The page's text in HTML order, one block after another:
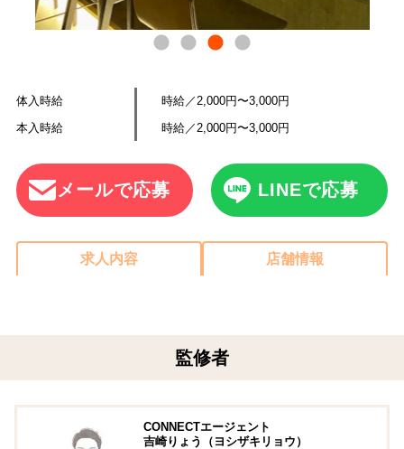
体入時給
時給／2,000円〜3,000円
本入時給
時給／2,000円〜3,000円
メールで応募 LINEで応募
求人内容 店舗情報
監修者
CONNECTエージェント
吉崎りょう（ヨシザキリョウ）